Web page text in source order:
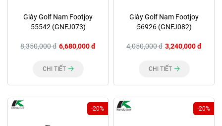
Giày Golf Nam Footjoy
55542 (GNFJ073)
8,350,000 đ 6,680,000 đ
CHI TIẾT
Giày Golf Nam Footjoy
56926 (GNFJ082)
4,050,000 đ 3,240,000 đ
CHI TIẾT
-20% -20%